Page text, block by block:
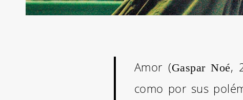
Amor (Gaspar Noé,
como por sus